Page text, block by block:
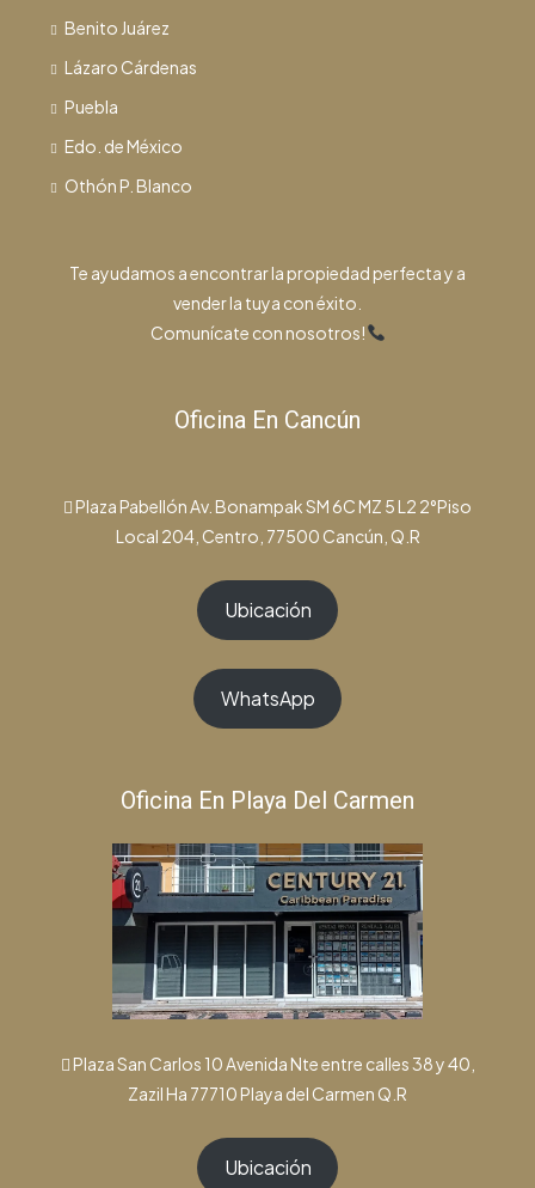
Benito Juárez
Lázaro Cárdenas
Puebla
Edo. de México
Othón P. Blanco
Te ayudamos a encontrar la propiedad perfecta y a
vender la tuya con éxito.
Comunícate con nosotros!
Oficina En Cancún
Plaza Pabellón Av. Bonampak SM 6C MZ 5 L2 2°Piso
Local 204, Centro, 77500 Cancún, Q.R
Ubicación
WhatsApp
Oficina En Playa Del Carmen
Plaza San Carlos 10 Avenida Nte entre calles 38 y 40,
Zazil Ha 77710 Playa del Carmen Q.R
Ubicación